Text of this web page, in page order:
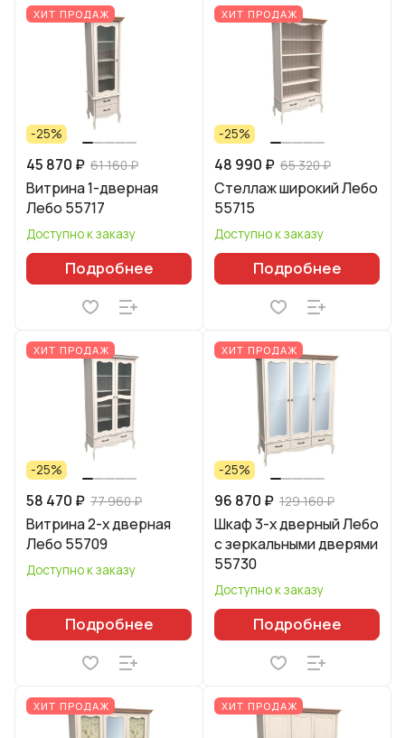
ХИТ ПРОДАЖ
-25%
45 870 ₽ 61 160 ₽
Витрина 1-дверная
Лебо 55717
Доступно к заказу
Подробнее
ХИТ ПРОДАЖ
-25%
48 990 ₽ 65 320 ₽
Стеллаж широкий Лебо
55715
Доступно к заказу
Подробнее
ХИТ ПРОДАЖ
-25%
58 470 ₽ 77 960 ₽
Витрина 2-х дверная
Лебо 55709
Доступно к заказу
Подробнее
ХИТ ПРОДАЖ
-25%
96 870 ₽ 129 160 ₽
Шкаф 3-х дверный Лебо
с зеркальными дверями
55730
Доступно к заказу
Подробнее
ХИТ ПРОДАЖ ХИТ ПРОДАЖ